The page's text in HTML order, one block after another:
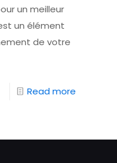
un meilleur
un élément
de votre
Read more